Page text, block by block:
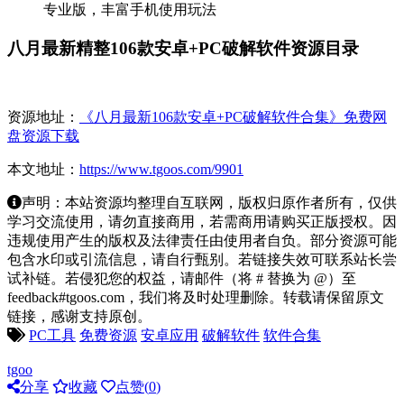
专业版，丰富手机使用玩法
八月最新精整106款安卓+PC破解软件资源目录
资源地址：
《八月最新106款安卓+PC破解软件合集》免费网
盘资源下载
本文地址： https://www.tgoos.com/9901
声明：本站资源均整理自互联网，版权归原作者所有，仅供
学习交流使用，请勿直接商用，若需商用请购买正版授权。因
违规使用产生的版权及法律责任由使用者自负。部分资源可能
包含水印或引流信息，请自行甄别。若链接失效可联系站长尝
试补链。若侵犯您的权益，请邮件（将 # 替换为 @）至
feedback#tgoos.com，我们将及时处理删除。转载请保留原文
链接，感谢支持原创。
PC工具 免费资源 安卓应用 破解软件 软件合集
tgoo
分享
收藏 点赞(0)